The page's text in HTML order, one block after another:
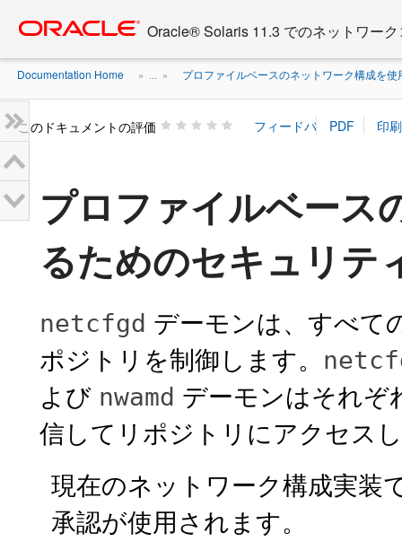
content
Oracle® Solaris 11.3 でのネットワー
Documentation Home » ... » プロファイルベースのネットワーク構成を
このドキュメントの評価
プロファイルベース
るためのセキュリテ
netcfgd デーモンは、すべて
ポジトリを制御します。
よび nwamd デーモンはそれぞ
信してリポジトリにアクセス
現在のネットワーク構成実装
承認が使用されます。